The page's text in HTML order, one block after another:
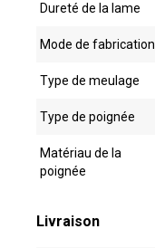
Dureté de la lame
Mode de fabrication
Type de meulage
Type de poignée
Matériau de la
poignée
Livraison